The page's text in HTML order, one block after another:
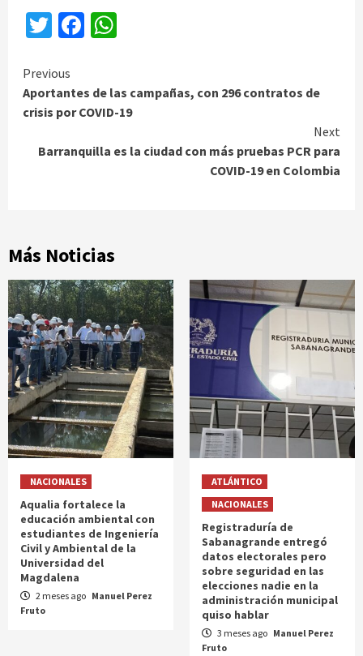
TwitterFacebook
Continue
Reading
Previous
Aportantes de las campañas, con 296 contratos de
crisis por COVID-19
Next
Barranquilla es la ciudad con más pruebas PCR para
COVID-19 en Colombia
Más Noticias
NACIONALES
Aqualia fortalece la
educación ambiental con
estudiantes de Ingeniería
Civil y Ambiental de la
Universidad del
Magdalena
2 meses ago Manuel Perez
Fruto
ATLÁNTICO
NACIONALES
Registraduría de
Sabanagrande entregó
datos electorales pero
sobre seguridad en las
elecciones nadie en la
administración municipal
quiso hablar
3 meses ago Manuel Perez
Fruto